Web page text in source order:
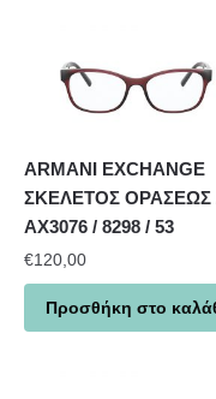
ARMANI EXCHANGE
ΣΚΕΛΕΤΟΣ ΟΡΑΣΕΩΣ
AX3076 / 8298 / 53
€120,00
Προσθήκη στο